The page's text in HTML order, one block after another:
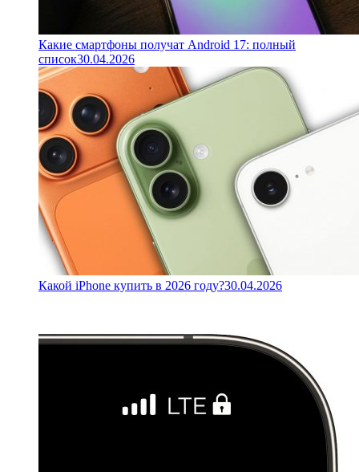
Какие смартфоны получат Android 17: полный
список30.04.2026
Какой iPhone купить в 2026 году?30.04.2026